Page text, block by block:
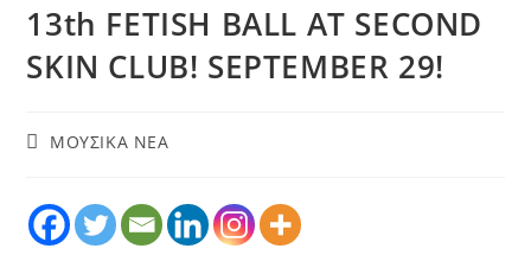
13th FETISH BALL AT SECOND
SKIN CLUB! SEPTEMBER 29!
ΜΟΥΣΙΚΑ ΝΕΑ